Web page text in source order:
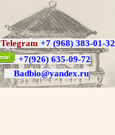
Telegram +7 (968) 383-01-32
+7(926) 635-09-72
Badbio@yandex.ru